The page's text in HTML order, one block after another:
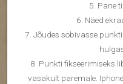
5. Pane
6. Näed
7. Jõudes sobivasse
8. Punkti fikseerimiseks
vasakult paremale.